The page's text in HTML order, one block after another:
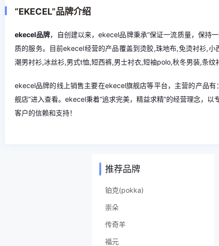
“EKECEL”品牌介绍
ekecel品牌，自创建以来，ekecel品牌秉承“保证一流质量，保持
质的服务。目前ekecel经营的产品覆盖到烫胶,珠地布,免烫衬衫,
潮男衬衫,冰丝衫,男式t恤,短西裤,男士衬衣,短袖polo,秋冬男装,条纹
ekecel品牌的线上销售主要在ekecel旗舰店等平台，主营的产品
舰店”进入查看。ekecel秉着“追求完美，精益求精”的经营理念，
客户的信赖和支持！
推荐品牌
铂克(pokka)
崇朵
传奇羊
福元